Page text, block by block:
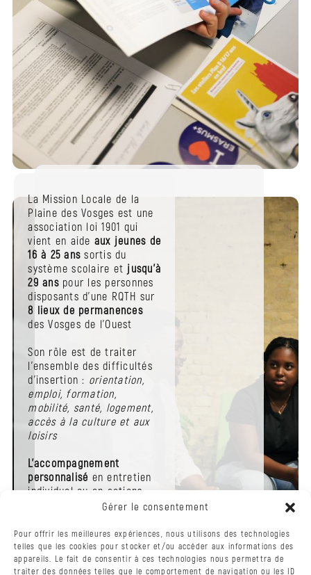
Gérer le consentement
Pour offrir les meilleures expériences, nous utilisons des technologies
telles que les cookies pour stocker et/ou accéder aux informations des
appareils. Le fait de consentir à ces technologies nous permettra de
traiter des données telles que le comportement de navigation ou les ID
La Mission Locale de la
Plaine des Vosges est une
association loi 1901 qui
vient en aide aux jeunes de
16 à 25 anssortis du
système scolaire et jusqu’à
29 anspour les personnes
disposants d’une RQTH sur
8 lieux de permanences
des Vosges de l’Ouest
Son rôle est de traiter
l’ensemble des difficultés
d’insertion : orientation,
emploi, formation,
mobilité, santé, logement,
accès à la culture et aux
loisirs
L’accompagnement
personnalisé en entretien
individuel ou en actions
collectives sont les
d’intervention
La Mission Locale est une